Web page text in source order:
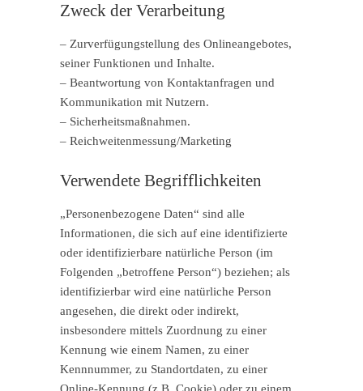
Zweck der Verarbeitung
– Zurverfügungstellung des Onlineangebotes,
seiner Funktionen und Inhalte.
– Beantwortung von Kontaktanfragen und
Kommunikation mit Nutzern.
– Sicherheitsmaßnahmen.
– Reichweitenmessung/Marketing
Verwendete Begrifflichkeiten
„Personenbezogene Daten“ sind alle
Informationen, die sich auf eine identifizierte
oder identifizierbare natürliche Person (im
Folgenden „betroffene Person“) beziehen; als
identifizierbar wird eine natürliche Person
angesehen, die direkt oder indirekt,
insbesondere mittels Zuordnung zu einer
Kennung wie einem Namen, zu einer
Kennnummer, zu Standortdaten, zu einer